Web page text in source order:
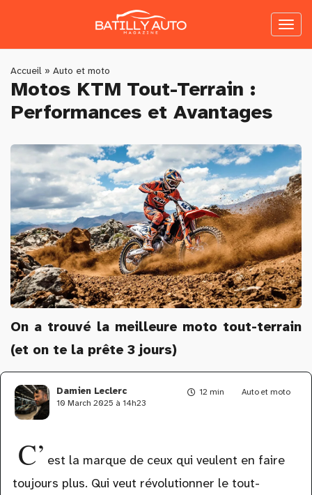
content
You
are
here
Accueil » Auto et moto
Motos KTM Tout-Terrain :
Performances et Avantages
On a trouvé la meilleure moto tout-terrain
(et on te la prête 3 jours)
12 min Auto et moto
Damien Leclerc
10 March 2025 à 14h23
C’ est la marque de ceux qui veulent en faire
toujours plus. Qui veut révolutionner le tout-